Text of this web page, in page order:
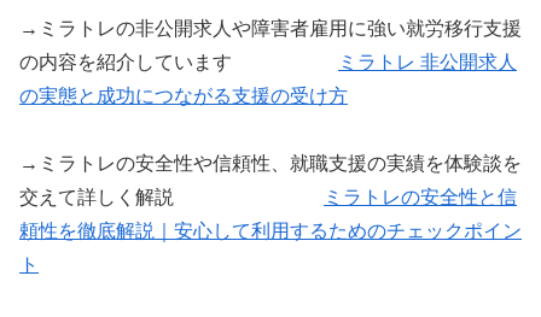
→ミラトレの非公開求人や障害者雇用に強い就労移行支援
の内容を紹介しています
ミラトレ 非公開求人
の実態と成功につながる支援の受け方
→ミラトレの安全性や信頼性、就職支援の実績を体験談を
交えて詳しく解説
ミラトレの安全性と信
頼性を徹底解説｜安心して利用するためのチェックポイン
ト